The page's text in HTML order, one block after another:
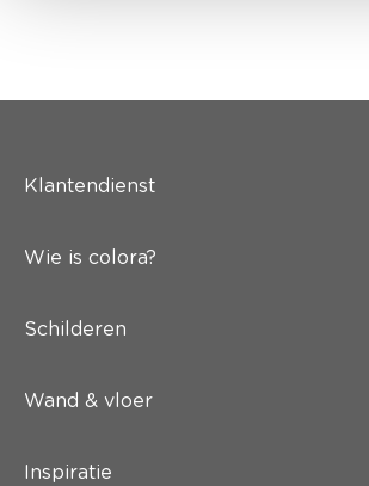
Klantendienst
Wie is colora?
Schilderen
Wand & vloer
Inspiratie